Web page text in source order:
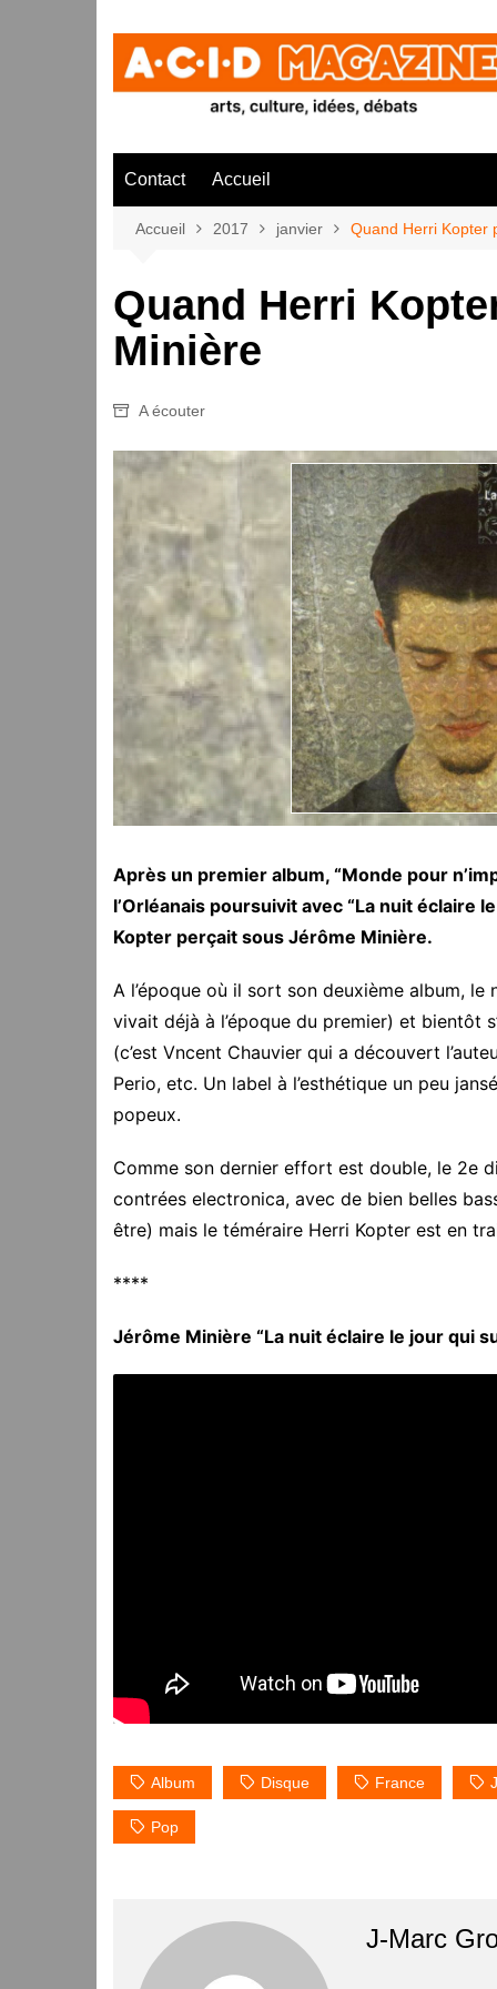
Contact Accueil
Accueil 2017 janvier Quand Herri Kopter
Quand Herri
Minière
A écouter
Après un premier album, “Monde pour
l’Orléanais poursuivit avec “La nuit éclaire
Kopter perçait sous Jérôme Minière.
A l’époque où il sort son deuxième album,
vivait déjà à l’époque du premier) et bientôt
(c’est Vncent Chauvier qui a découvert
Perio, etc. Un label à l’esthétique un peu
popeux.
Comme son dernier effort est double, le 2e
contrées electronica, avec de bien belles
être) mais le téméraire Herri Kopter est en
****
Jérôme Minière “La nuit éclaire le jour qui
Album Disque France
Pop
J-Marc